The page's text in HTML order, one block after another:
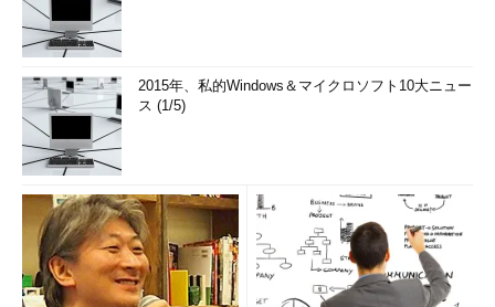
2015年、私的Windows＆マイクロソフト10大ニュー
ス (1/5)